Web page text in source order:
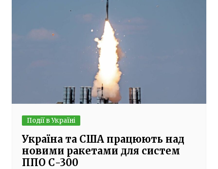
Події в Україні
Україна та США працюють над
новими ракетами для систем
ППО С-300